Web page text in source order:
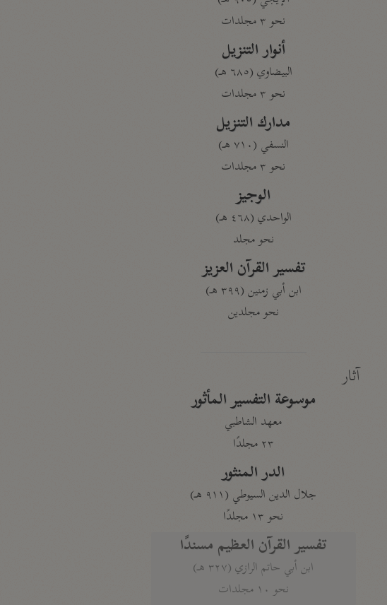
نحو ٣ مجلدات
أنوار التنزيل
البيضاوي (٦٨٥ هـ)
نحو ٣ مجلدات
مدارك التنزيل
النسفي (٧١٠ هـ)
نحو ٣ مجلدات
الوجيز
الواحدي (٤٦٨ هـ)
نحو مجلد
تفسير القرآن العزيز
ابن أبي زمنين (٣٩٩ هـ)
نحو مجلدين
آثار
موسوعة التفسير المأثور
معهد الشاطبي
٢٣ مجلدًا
الدر المنثور
جلال الدين السيوطي (٩١١ هـ)
نحو ١٣ مجلدًا
تفسير القرآن العظيم مسندًا
ابن أبي حاتم الرازي (٣٢٧ هـ)
نحو ١٠ مجلدات